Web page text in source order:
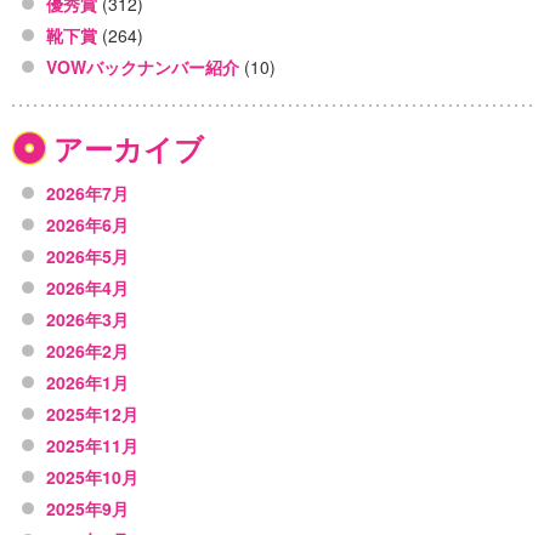
靴下賞 (264)
VOWバックナンバー紹介 (10)
アーカイブ
2026年7月
2026年6月
2026年5月
2026年4月
2026年3月
2026年2月
2026年1月
2025年12月
2025年11月
2025年10月
2025年9月